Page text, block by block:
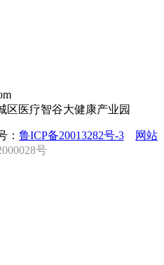
区医疗智谷大健康产业园
： 鲁ICP备20013282号-3
网站
号